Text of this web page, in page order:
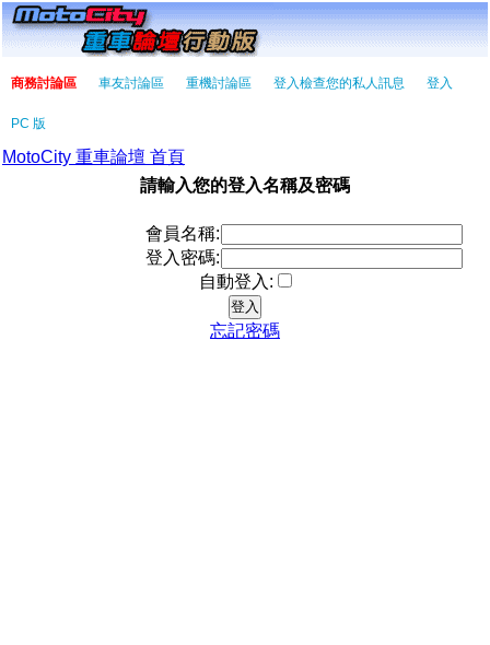
商務討論區 車友討論區 重機討論區 登入檢查您的私人訊息 登入
PC 版
MotoCity 重車論壇 首頁
請輸入您的登入名稱及密碼
會員名稱:
登入密碼:
自動登入:
忘記密碼